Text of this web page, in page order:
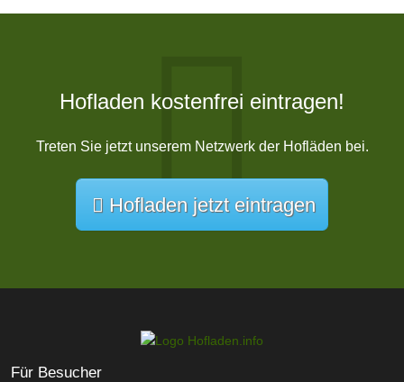
Hofladen kostenfrei eintragen!
Treten Sie jetzt unserem Netzwerk der Hofläden bei.
Hofladen jetzt eintragen
Für Besucher